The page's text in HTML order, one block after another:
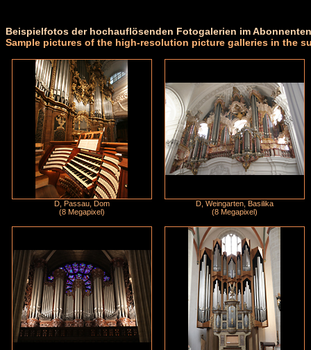
Beispielfotos der hochauflösenden Fotogalerien im
Sample pictures of the high-resolution picture galleries in the
D, Passau, Dom
(8 Megapixel)
D, Weingarten, Basilika
(8 Megapixel)